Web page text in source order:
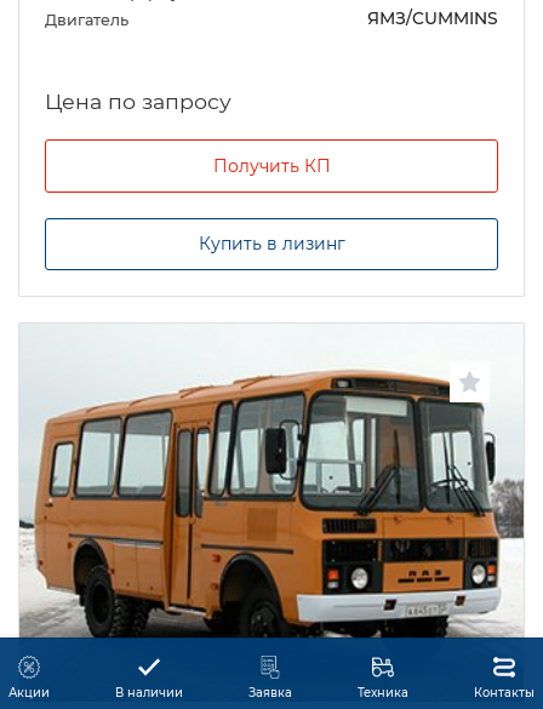
Двигатель ЯМЗ/CUMMINS
Цена по запросу
Получить КП
Купить в лизинг
Акции В наличии Заявка Техника Контакты